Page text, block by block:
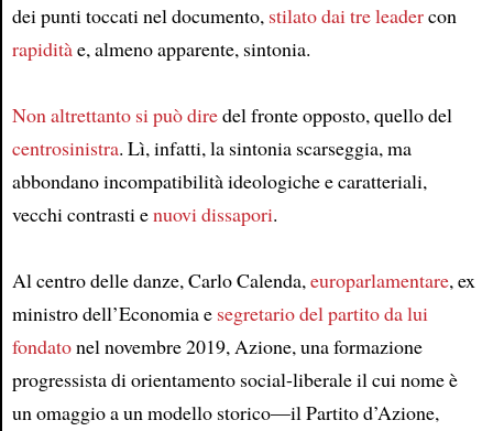
Article
dei punti toccati nel documento, stilato dai tre leadercon
rapiditàe, almeno apparente, sintonia.
Non altrettanto si può diredel fronte opposto, quello del
centrosinistra. Lì, infatti, la sintonia scarseggia, ma
abbondano incompatibilità ideologiche e caratteriali,
vecchi contrasti enuovi dissapori.
Al centro delle danze, Carlo Calenda,europarlamentare, ex
ministro dell’Economia e segretario del partito da lui
fondatonel novembre 2019, Azione, una formazione
progressista di orientamento social-liberale il cui nome è
un omaggio a un modello storico—il Partito d’Azione,